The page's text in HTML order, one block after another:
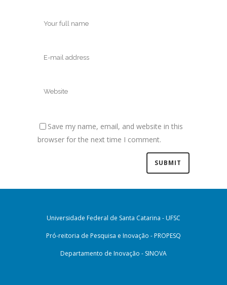
Save my name, email, and website in this
browser for the next time I comment.
Universidade Federal de Santa Catarina - UFSC
Pró-reitoria de Pesquisa e Inovação - PROPESQ
Departamento de Inovação - SINOVA